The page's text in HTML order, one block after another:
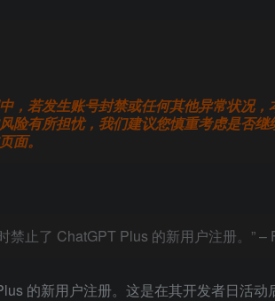
，若发生账号封禁或任何其他异常状况
险有所担忧，我们建议您慎重考虑是否
面。
禁止了 ChatGPT Plus 的新用户注册。” –
的新用户注册。这是在其开发者日活动